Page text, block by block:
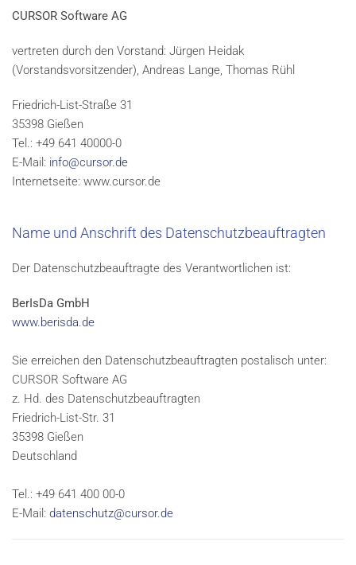
CURSOR Software AG
vertreten durch den Vorstand: Jürgen Heidak
(Vorstandsvorsitzender), Andreas Lange, Thomas Rühl
Friedrich-List-Straße 31
35398 Gießen
Tel.: +49 641 40000-0
E-Mail: info@cursor.de
Internetseite: www.cursor.de
Name und Anschrift des Datenschutzbeauftragten
Der Datenschutzbeauftragte des Verantwortlichen ist:
BerIsDa GmbH
www.berisda.de
Sie erreichen den Datenschutzbeauftragten postalisch unter:
CURSOR Software AG
z. Hd. des Datenschutzbeauftragten
Friedrich-List-Str. 31
35398 Gießen
Deutschland
Tel.: +49 641 400 00-0
E-Mail: datenschutz@cursor.de